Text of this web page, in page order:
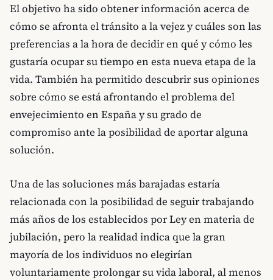
El objetivo ha sido obtener información acerca de
cómo se afronta el tránsito a la vejez y cuáles son las
preferencias a la hora de decidir en qué y cómo les
gustaría ocupar su tiempo en esta nueva etapa de la
vida. También ha permitido descubrir sus opiniones
sobre cómo se está afrontando el problema del
envejecimiento en España y su grado de
compromiso ante la posibilidad de aportar alguna
solución.
Una de las soluciones más barajadas estaría
relacionada con la posibilidad de seguir trabajando
más años de los establecidos por Ley en materia de
jubilación, pero la realidad indica que la gran
mayoría de los individuos no elegirían
voluntariamente prolongar su vida laboral, al menos